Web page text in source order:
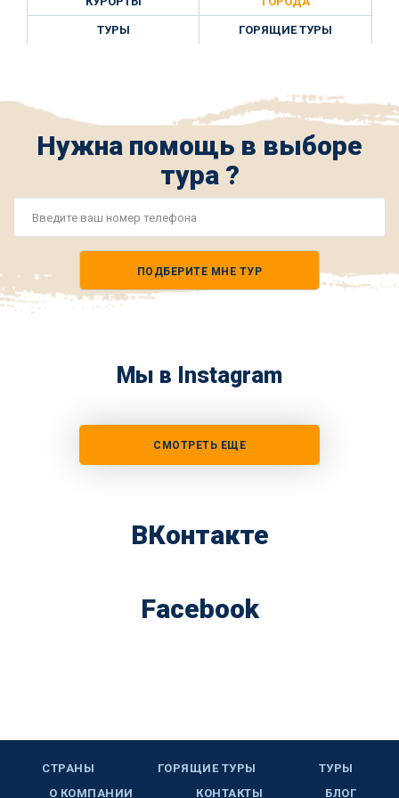
ТУРЫ ГОРЯЩИЕ ТУРЫ
Нужна помощь в выборе
тура ?
ПОДБЕРИТЕ МНЕ ТУР
Мы в Instagram
СМОТРЕТЬ ЕЩЕ
ВКонтакте
Facebook
СТРАНЫ ГОРЯЩИЕ ТУРЫ
ТУРЫ
О КОМПАНИИ
КОНТАКТЫ БЛОГ